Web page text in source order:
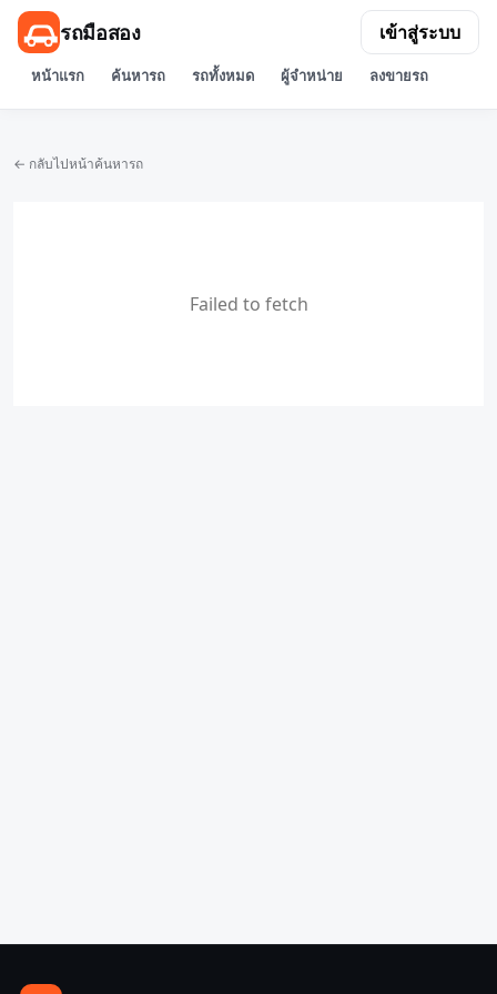
รถมือสอง
หน้าแรก ค้นหารถ รถทั้งหมด ผู้จำหน่าย ลงขายรถ
เข้าสู่ระบบ
← กลับไปหน้าค้นหารถ
Failed to fetch